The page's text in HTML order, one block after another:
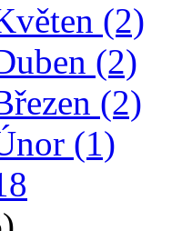
(2)
(2)
(2)
(1)